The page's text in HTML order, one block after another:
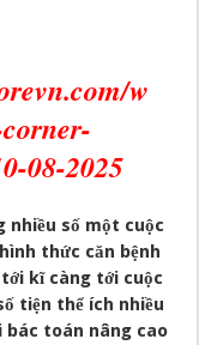
w
08-2025
nhiều số một cuộc
thức căn bệnh
kĩ càng tới cuộc
tiện thể ích nhiều
bác toán nâng cao